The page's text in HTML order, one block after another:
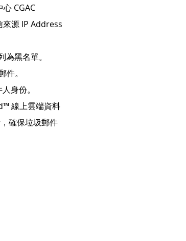
心 CGAC
源 IP Address
黑名單。
件。
身份。
線上雲端資料
確保垃圾郵件